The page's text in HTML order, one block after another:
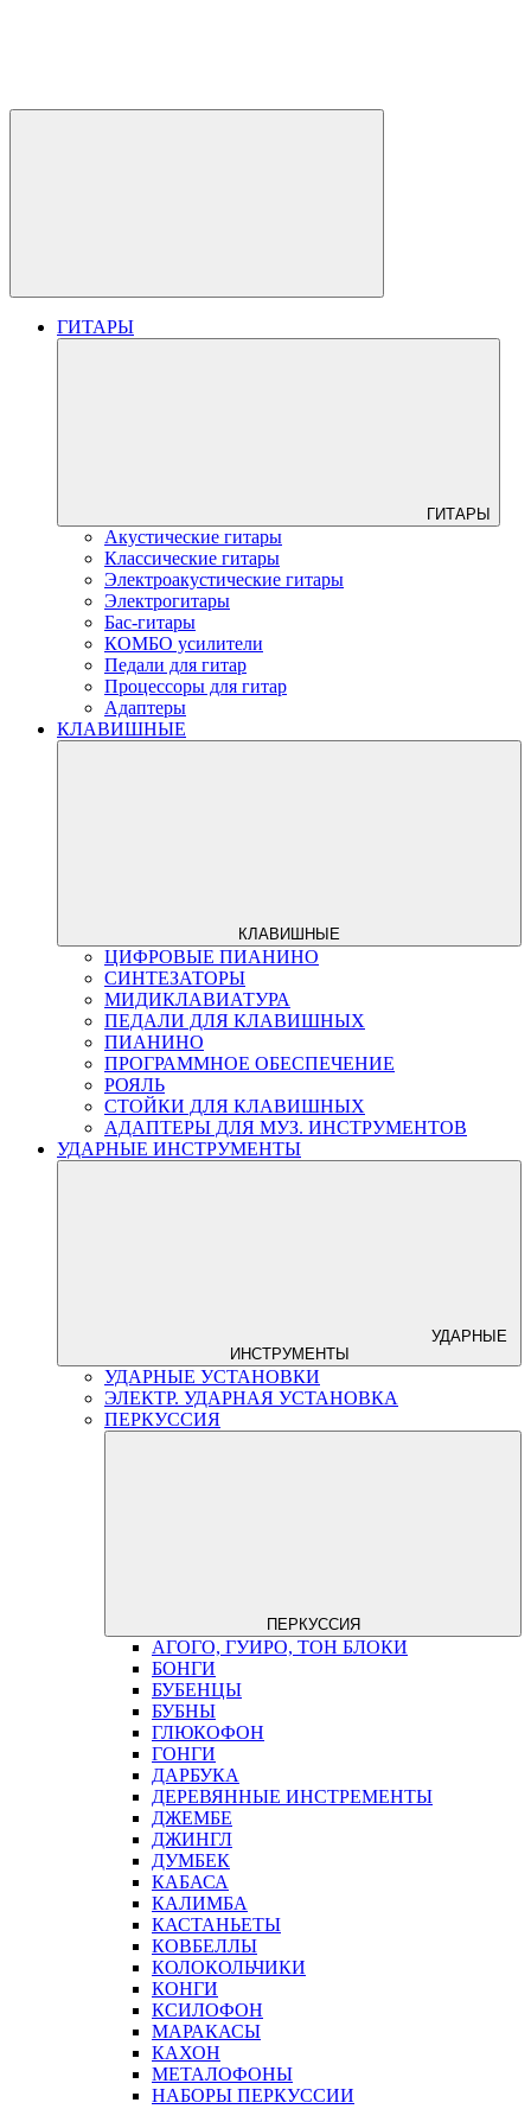
ГИТАРЫ
ГИТАРЫ
Акустические гитары
Классические гитары
Электроакустические гитары
Электрогитары
Бас-гитары
КОМБО усилители
Педали для гитар
Процессоры для гитар
Адаптеры
КЛАВИШНЫЕ
КЛАВИШНЫЕ
ЦИФРОВЫЕ ПИАНИНО
СИНТЕЗАТОРЫ
МИДИКЛАВИАТУРА
ПЕДАЛИ ДЛЯ КЛАВИШНЫХ
ПИАНИНО
ПРОГРАММНОЕ ОБЕСПЕЧЕНИЕ
РОЯЛЬ
СТОЙКИ ДЛЯ КЛАВИШНЫХ
АДАПТЕРЫ ДЛЯ МУЗ. ИНСТРУМЕНТОВ
УДАРНЫЕ ИНСТРУМЕНТЫ
УДАРНЫЕ
ИНСТРУМЕНТЫ
УДАРНЫЕ УСТАНОВКИ
ЭЛЕКТР. УДАРНАЯ УСТАНОВКА
ПЕРКУССИЯ
ПЕРКУССИЯ
АГОГО, ГУИРО, ТОН БЛОКИ
БОНГИ
БУБЕНЦЫ
БУБНЫ
ГЛЮКОФОН
ГОНГИ
ДАРБУКА
ДЕРЕВЯННЫЕ ИНСТРЕМЕНТЫ
ДЖЕМБЕ
ДЖИНГЛ
ДУМБЕК
КАБАСА
КАЛИМБА
КАСТАНЬЕТЫ
КОВБЕЛЛЫ
КОЛОКОЛЬЧИКИ
КОНГИ
КСИЛОФОН
МАРАКАСЫ
КАХОН
МЕТАЛОФОНЫ
НАБОРЫ ПЕРКУССИИ